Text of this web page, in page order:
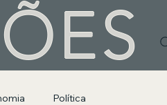
Política